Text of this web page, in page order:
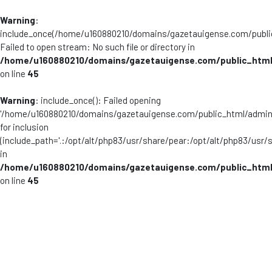
Warning:
include_once(/home/u160880210/domains/gazetauigense.com/
Failed to open stream: No such file or directory in
/home/u160880210/domains/gazetauigense.com/
on line 45
Warning: include_once(): Failed opening
'/home/u160880210/domains/gazetauigense.com/public_html/
for inclusion
(include_path='.:/opt/alt/php83/usr/share/pear:/opt/alt/php83/
in
/home/u160880210/domains/gazetauigense.com/
on line 45